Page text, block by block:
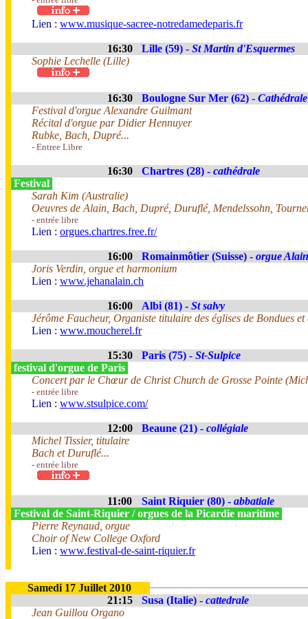
Lien : www.musique-sacree-notredamedeparis.fr
16:30 Lille (59) - St Martin d'Esquermes
Sophie Lechelle (Lille)
16:30 Boulogne Sur Mer (62) -
Festival d'orgue Alexandre Guilmant
Récital d'orgue par Didier Hennuyer
Rubke, Bach, Dupré...
- Entree Libre
16:30 Chartres (28) - cathédrale
Festival
Sarah Kim (Australie)
Oeuvres de Alain, Bach, Dupré, Duruflé, Mendelssohn,
- entrée libre
Lien : orgues.chartres.free.fr/
16:00 Romainmôtier (Suisse) - orgue Alain
Joris Verdin, orgue et harmonium
Lien : www.jehanalain.ch
16:00 Albi (81) - St salvy
Jérôme Faucheur, Organiste titulaire des églises de Bondues et
Lien : www.moucherel.fr
15:30 Paris (75) - St-Sulpice
festival d'orgue de Paris
Concert par le Chœur de Christ Church de Grosse Pointe
- entrée libre
Lien : www.stsulpice.com/
12:00 Beaune (21) - collégiale
Michel Tissier, titulaire
Bach et Duruflé...
- entrée libre
11:00 Saint Riquier (80) - abbatiale
Festival de Saint-Riquier / orgues de la Picardie maritime
Pierre Reynaud, orgue
Choir of New College Oxford
Lien : www.festival-de-saint-riquier.fr
Samedi 17 Juillet 2010
21:15
Susa (Italie) - cattedrale
Jean Guillou Organo